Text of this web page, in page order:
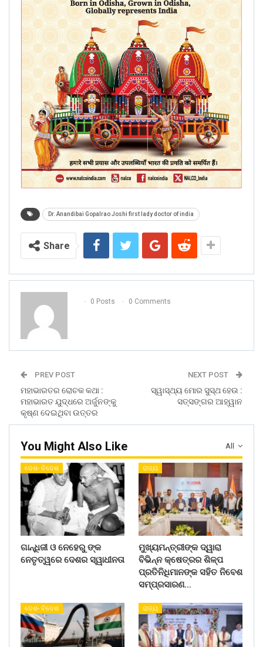
Dr. Anandibai Gopalrao Joshi first lady doctor of india
Share
0 Posts 0 Comments
PREV POST
ମହାଭାରତର ରୋଚକ କଥା :
ମହାଭାରତ ଯୁଦ୍ଧରେ ଅର୍ଜୁନଙ୍କୁ
କୃଷ୍ଣ ଦେଇଥିବା ଉତ୍ତର
NEXT POST
ସ୍ୱାସ୍ଥ୍ୟ ମୋର ସୁସ୍ଥ ହେଉ :
ସତ୍ସଙ୍ଗର ଆହ୍ୱାନ
All
You Might Also Like
ଦେଶ- ବିଦେଶ
ଗାନ୍ଧିଜୀ ଓ ନେହେରୁ ଙ୍କ
ନେତୃତ୍ୱରେ ଦେଶର ସ୍ୱାଧୀନତା
ରାଜ୍ୟ
ମୁଖ୍ୟମନ୍ତ୍ରୀଙ୍କ ଦ୍ୱାରା
ବିଭିନ୍ନ କ୍ଷେତ୍ରର ଶିଳ୍ପ
ପ୍ରତିନିଧିମାନଙ୍କ ସହିତ ନିବେଶ
ସମ୍ପ୍ରସାରଣ…
ଦେଶ- ବିଦେଶ ରାଜ୍ୟ